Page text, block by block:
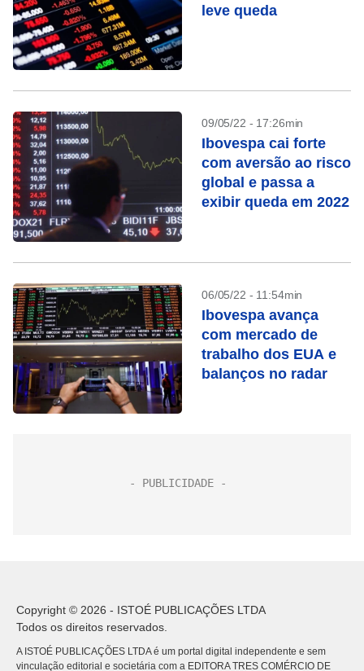
leve queda
09/05/22 - 17:26min
Ibovespa cai forte
com aversão ao risco
global e passa a
exibir queda em 2022
06/05/22 - 11:54min
Ibovespa avança
com mercado de
trabalho dos EUA e
balanços no radar
Copyright © 2026 - ISTOÉ PUBLICAÇÕES LTDA
Todos os direitos reservados.
A ISTOÉ PUBLICAÇÕES LTDA é um portal digital independente e sem
vinculação editorial e societária com a EDITORA TRES COMÉRCIO DE